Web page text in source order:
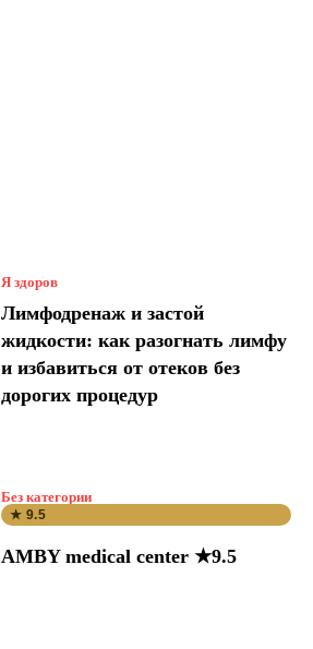
Я здоров
Лимфодренаж и застой
жидкости: как разогнать лимфу
и избавиться от отеков без
дорогих процедур
Без категории
★ 9.5
AMBY medical center ★9.5